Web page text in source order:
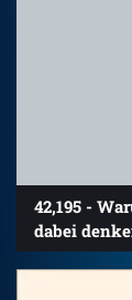
42,195 -
dabei